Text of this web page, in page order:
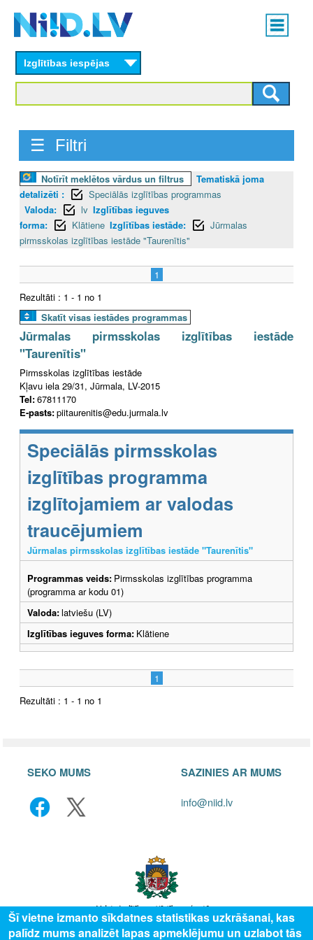
content
Main
menu
Izglītības iespējas
☰ Filtri
Notīrīt meklētos vārdus un filtrus
Tematiskā joma
detalizēti :
Speciālās izglītības programmas
Valoda:
lv Izglītības ieguves
forma:
Klātiene Izglītības iestāde:
Jūrmalas
pirmsskolas izglītības iestāde "Taurenītis"
1
Rezultāti : 1 - 1 no 1
Skatīt visas iestādes programmas
Jūrmalas pirmsskolas izglītības iestāde
"Taurenītis"
Pirmsskolas izglītības iestāde
Kļavu iela 29/31, Jūrmala, LV-2015
Tel:67811170
E-pasts:piitaurenitis@edu.jurmala.lv
Speciālās pirmsskolas
izglītības programma
izglītojamiem ar valodas
traucējumiem
Jūrmalas pirmsskolas izglītības iestāde "Taurenītis"
Programmas veids: Pirmsskolas izglītības programma
(programma ar kodu 01)
Valoda:latviešu (LV)
Izglītības ieguves forma: Klātiene
1
Rezultāti : 1 - 1 no 1
SEKO MUMS SAZINIES AR MUMS
info@niid.lv
Šī vietne izmanto sīkdatnes statistikas uzkrāšanai, kas
palīdz mums analizēt lapas apmeklējumu un uzlabot tās